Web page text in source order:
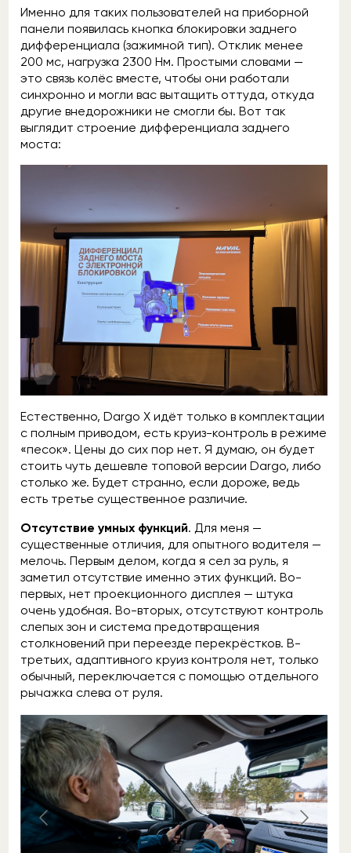
Именно для таких пользователей на приборной
панели появилась кнопка блокировки заднего
дифференциала (зажимной тип). Отклик менее
200 мс, нагрузка 2300 Нм. Простыми словами —
это связь колёс вместе, чтобы они работали
синхронно и могли вас вытащить оттуда, откуда
другие внедорожники не смогли бы. Вот так
выглядит строение дифференциала заднего
моста:
Естественно, Dargo X идёт только в комплектации
с полным приводом, есть круиз-контроль в режиме
«песок». Цены до сих пор нет. Я думаю, он будет
стоить чуть дешевле топовой версии Dargo, либо
столько же. Будет странно, если дороже, ведь
есть третье существенное различие.
Отсутствие умных функций. Для меня —
существенные отличия, для опытного водителя —
мелочь. Первым делом, когда я сел за руль, я
заметил отсутствие именно этих функций. Во-
первых, нет проекционного дисплея — штука
очень удобная. Во-вторых, отсутствуют контроль
слепых зон и система предотвращения
столкновений при переезде перекрёстков. В-
третьих, адаптивного круиз контроля нет, только
обычный, переключается с помощью отдельного
рычажка слева от руля.